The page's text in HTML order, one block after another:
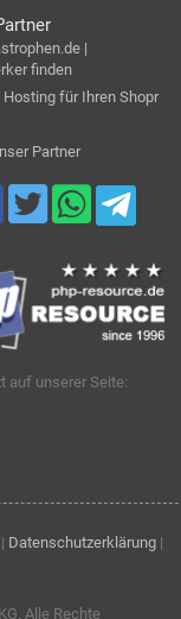
|
finden
für Ihren Shopr
Partner
auf unserer Seite:
| Datenschutzerklärung |
. Alle Rechte